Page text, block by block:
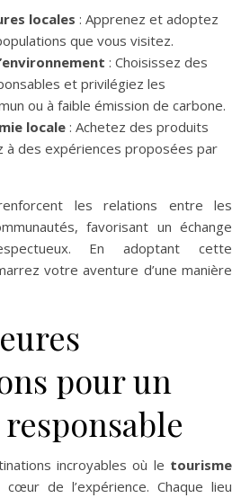
locales : Apprenez et adoptez
que vous visitez.
: Choisissez des
et privilégiez les
ou à faible émission de carbone.
locale : Achetez des produits
à des expériences proposées par
les relations entre les
favorisant un échange
En adoptant cette
votre aventure d’une manière
pour un
incroyables où le tourisme
de l’expérience. Chaque lieu